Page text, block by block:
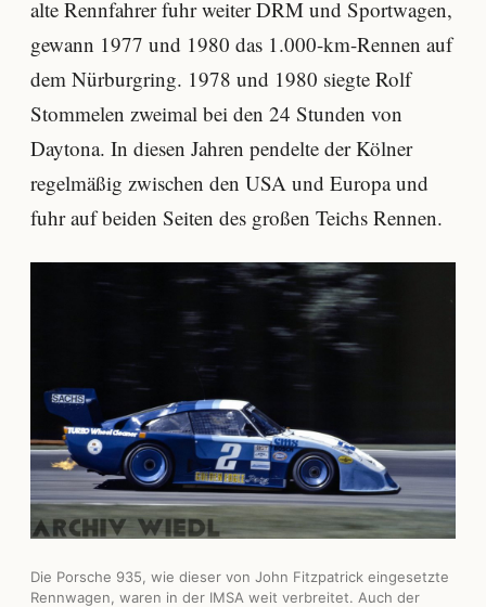
alte Rennfahrer fuhr weiter DRM und Sportwagen,
gewann 1977 und 1980 das 1.000-km-Rennen auf
dem Nürburgring. 1978 und 1980 siegte Rolf
Stommelen zweimal bei den 24 Stunden von
Daytona. In diesen Jahren pendelte der Kölner
regelmäßig zwischen den USA und Europa und
fuhr auf beiden Seiten des großen Teichs Rennen.
Die Porsche 935, wie dieser von John Fitzpatrick eingesetzte
Rennwagen, waren in der IMSA weit verbreitet. Auch der